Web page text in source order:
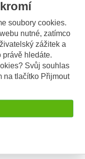
soubory cookies.
nutné, zatímco
zážitek a
hledáte.
Svůj souhlas
na tlačítko Přijmout
3.900 Kč
F 800 GT (13-17) -
nosič Givi SR5109 pro
Givi Monokey
5109 nosič horního
Monokey Plotna M